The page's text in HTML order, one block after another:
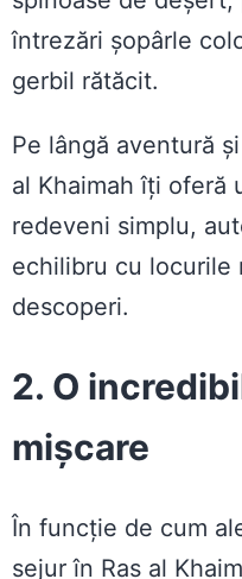
întrezări șopârle
gerbil rătăcit.
Pe lângă aventură
al Khaimah îți oferă
redeveni simplu,
echilibru cu locurile
descoperi.
2. O
mișcare
În funcție de cum
sejur în Ras al